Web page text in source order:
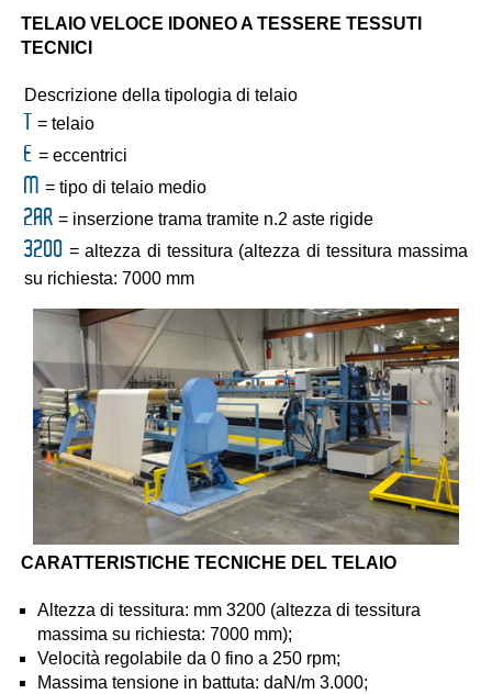
TELAIO VELOCE IDONEO A TESSERE TESSUTI
TECNICI
Descrizione della tipologia di telaio
= telaio
E = eccentrici
= tipo di telaio medio
2AR = inserzione trama tramite n.2 aste rigide
3200 = altezza di tessitura (altezza di tessitura massima
su richiesta: 7000 mm
CARATTERISTICHE TECNICHE DEL TELAIO
Altezza di tessitura: mm 3200 (altezza di tessitura
massima su richiesta: 7000 mm);
Velocità regolabile da 0 fino a 250 rpm;
Massima tensione in battuta: daN/m 3.000;